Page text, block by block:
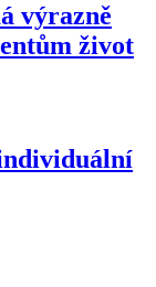
výrazně
život